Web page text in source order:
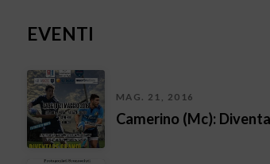
EVENTI
MAG. 21, 2016
Camerino (Mc):